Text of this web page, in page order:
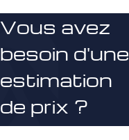
Vous avez
besoin d'une
estimation
de prix ?